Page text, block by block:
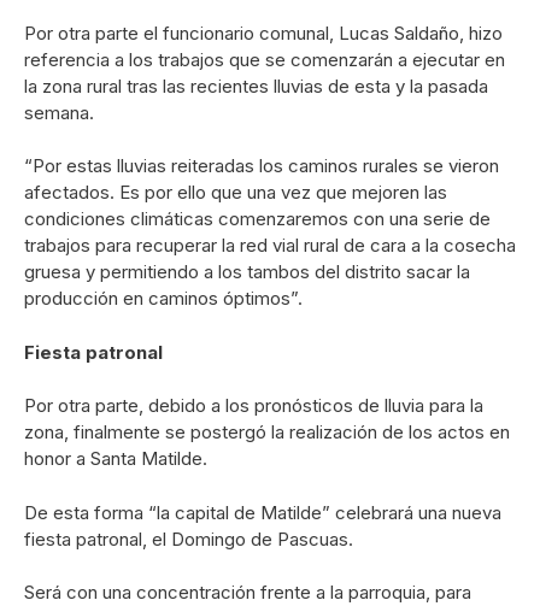
Por otra parte el funcionario comunal, Lucas Saldaño, hizo
referencia a los trabajos que se comenzarán a ejecutar en
la zona rural tras las recientes lluvias de esta y la pasada
semana.
“Por estas lluvias reiteradas los caminos rurales se vieron
afectados. Es por ello que una vez que mejoren las
condiciones climáticas comenzaremos con una serie de
trabajos para recuperar la red vial rural de cara a la cosecha
gruesa y permitiendo a los tambos del distrito sacar la
producción en caminos óptimos”.
Fiesta patronal
Por otra parte, debido a los pronósticos de lluvia para la
zona, finalmente se postergó la realización de los actos en
honor a Santa Matilde.
De esta forma “la capital de Matilde” celebrará una nueva
fiesta patronal, el Domingo de Pascuas.
Será con una concentración frente a la parroquia, para